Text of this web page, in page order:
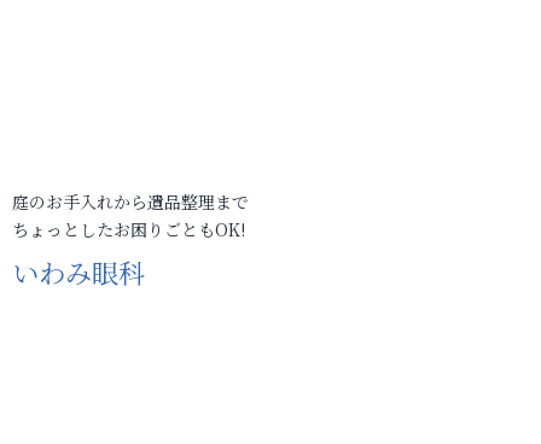
庭のお手入れから遺品整理まで
ちょっとしたお困りごともOK!
いわみ眼科